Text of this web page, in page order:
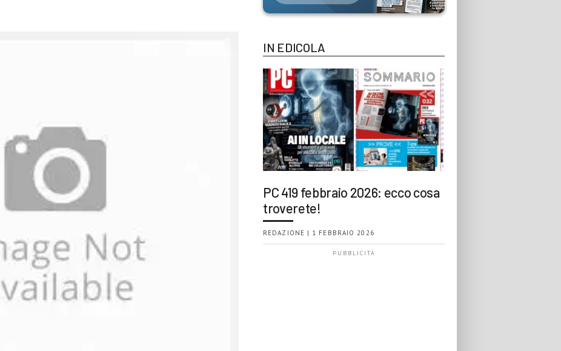
IN EDICOLA
PC 419 febbraio 2026: ecco cosa
troverete!
REDAZIONE | 1 FEBBRAIO 2026